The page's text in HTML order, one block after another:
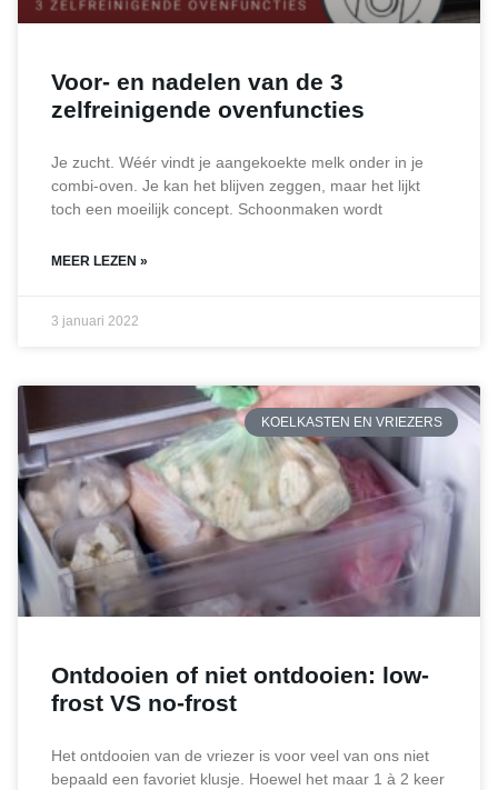
Voor- en nadelen van de 3
zelfreinigende ovenfuncties
Je zucht. Wéér vindt je aangekoekte melk onder in je
combi-oven. Je kan het blijven zeggen, maar het lijkt
toch een moeilijk concept. Schoonmaken wordt
MEER LEZEN »
3 januari 2022
KOELKASTEN EN VRIEZERS
Ontdooien of niet ontdooien: low-
frost VS no-frost
Het ontdooien van de vriezer is voor veel van ons niet
bepaald een favoriet klusje. Hoewel het maar 1 à 2 keer